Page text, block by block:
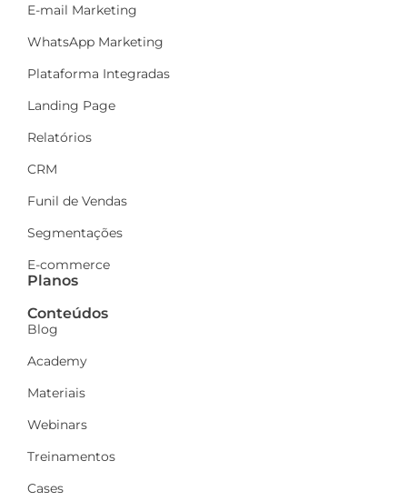
E-mail Marketing
WhatsApp Marketing
Plataforma Integradas
Landing Page
Relatórios
CRM
Funil de Vendas
Segmentações
E-commerce
Planos
Conteúdos
Blog
Academy
Materiais
Webinars
Treinamentos
Cases